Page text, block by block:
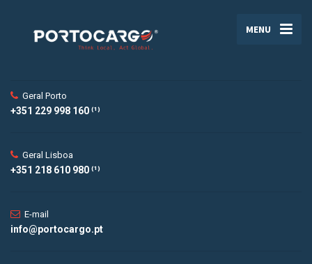
MENU
Geral Porto
+351 229 998 160 ⁽¹⁾
Geral Lisboa
+351 218 610 980 ⁽¹⁾
E-mail
info@portocargo.pt